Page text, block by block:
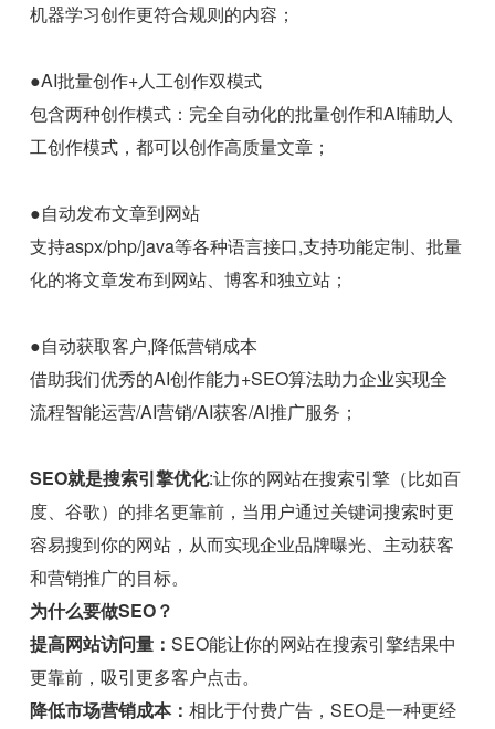
机器学习创作更符合规则的内容；
●AI批量创作+人工创作双模式
包含两种创作模式：完全自动化的批量创作和AI辅助人
工创作模式，都可以创作高质量文章；
●自动发布文章到网站
支持aspx/php/java等各种语言接口,支持功能定制、批量
化的将文章发布到网站、博客和独立站；
●自动获取客户,降低营销成本
借助我们优秀的AI创作能力+SEO算法助力企业实现全
流程智能运营/AI营销/AI获客/AI推广服务；
SEO就是搜索引擎优化:让你的网站在搜索引擎（比如百
度、谷歌）的排名更靠前，当用户通过关键词搜索时更
容易搜到你的网站，从而实现企业品牌曝光、主动获客
和营销推广的目标。
为什么要做SEO？
提高网站访问量：SEO能让你的网站在搜索引擎结果中
更靠前，吸引更多客户点击。
降低市场营销成本：相比于付费广告，SEO是一种更经